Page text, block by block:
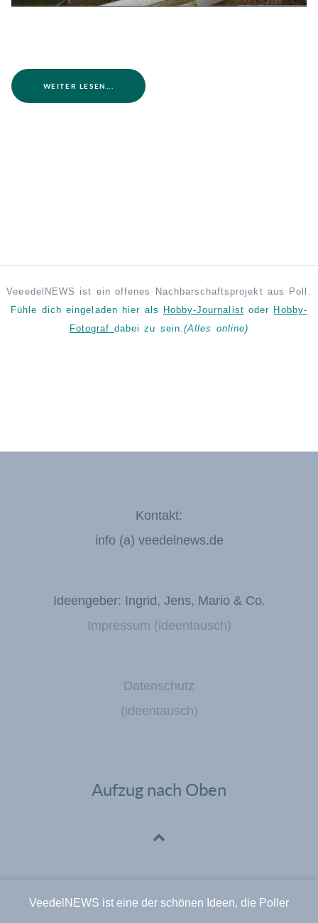
WEITER LESEN...
VeeedelNEWS ist ein offenes Nachbarschaftsprojekt aus Poll.
Fühle dich eingeladen hier als
Hobby-Journalist oder Hobby-
Fotograf dabei zu sein.(Alles online)
Kontakt:
info (a) veedelnews.de
Ideengeber: Ingrid, Jens, Mario & Co.
Impressum (ideentausch)
Datenschutz
(ideentausch)
Aufzug nach Oben
VeedelNEWS ist eine der schönen Ideen, die Poller